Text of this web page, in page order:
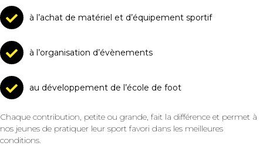
à l’achat de matériel et d’équipement sportif
à l’organisation d’évènements
au développement de l’école de foot
Chaque contribution, petite ou grande, fait la différence et permet à
nos jeunes de pratiquer leur sport favori dans les meilleures
conditions.